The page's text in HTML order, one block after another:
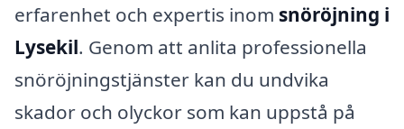
erfarenhet och expertis inom snöröjning i
Lysekil. Genom att anlita professionella
snöröjningstjänster kan du undvika
skador och olyckor som kan uppstå på